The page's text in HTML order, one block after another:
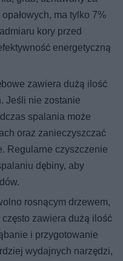
ma tylko 7%
kory przed
energetyczną
zawiera dużą ilość
Jeśli nie zostanie
spalania może
oraz zanieczyszczać
Regularne czyszczenie
dębiny, aby
rosnącym drzewem,
zawiera dużą ilość
i przygotowanie
wydajnych narzędzi,